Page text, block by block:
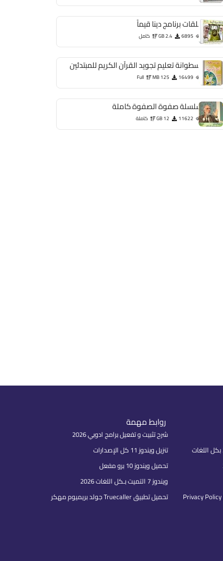
حلقات برنامج دينا قيماً
6895
2.4 GB كامل
اسطوانة تعليم تجويد القرآن الكريم للمبتدئين
16499
125 MB
Full
سلسلة صفوة الصفوة كاملة
11622
12 GB كاملة
روابط مهمة
شرح تثبيت و تفعيل برامج ادوبي 2026
تنزيل ويندوز 11 كل الإصدارات
تحميل ويندوز 10 برو مفعل
ويندوز 7 التميت بـكل اللغات 2026
تحميل تطبيق Truecaller جولد بريميوم مهكر